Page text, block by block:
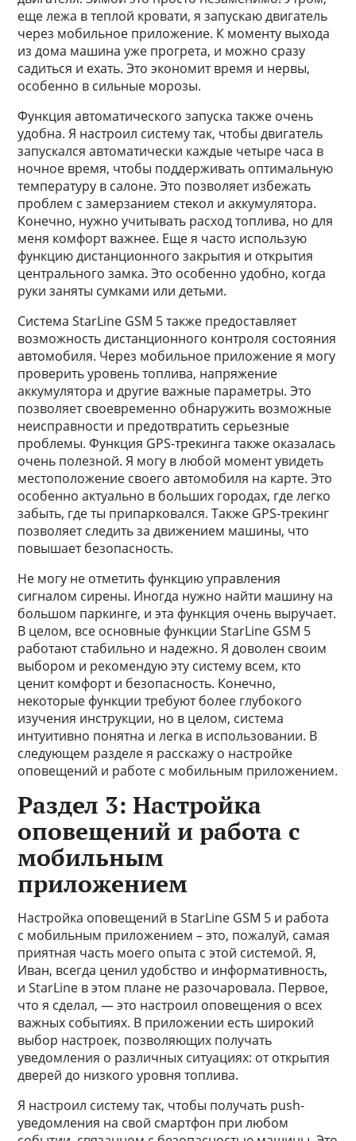
еще лежа в теплой кровати, я запускаю двигатель
через мобильное приложение. К моменту выхода
из дома машина уже прогрета, и можно сразу
садиться и ехать. Это экономит время и нервы,
особенно в сильные морозы.
Функция автоматического запуска также очень
удобна. Я настроил систему так, чтобы двигатель
запускался автоматически каждые четыре часа в
ночное время, чтобы поддерживать оптимальную
температуру в салоне. Это позволяет избежать
проблем с замерзанием стекол и аккумулятора.
Конечно, нужно учитывать расход топлива, но для
меня комфорт важнее. Еще я часто использую
функцию дистанционного закрытия и открытия
центрального замка. Это особенно удобно, когда
руки заняты сумками или детьми.
Система StarLine GSM 5 также предоставляет
возможность дистанционного контроля состояния
автомобиля. Через мобильное приложение я могу
проверить уровень топлива, напряжение
аккумулятора и другие важные параметры. Это
позволяет своевременно обнаружить возможные
неисправности и предотвратить серьезные
проблемы. Функция GPS-трекинга также оказалась
очень полезной. Я могу в любой момент увидеть
местоположение своего автомобиля на карте. Это
особенно актуально в больших городах, где легко
забыть, где ты припарковался. Также GPS-трекинг
позволяет следить за движением машины, что
повышает безопасность.
Не могу не отметить функцию управления
сигналом сирены. Иногда нужно найти машину на
большом паркинге, и эта функция очень выручает.
В целом, все основные функции StarLine GSM 5
работают стабильно и надежно. Я доволен своим
выбором и рекомендую эту систему всем, кто
ценит комфорт и безопасность. Конечно,
некоторые функции требуют более глубокого
изучения инструкции, но в целом, система
интуитивно понятна и легка в использовании. В
следующем разделе я расскажу о настройке
оповещений и работе с мобильным приложением.
Раздел 3: Настройка
оповещений и работа с
мобильным
приложением
Настройка оповещений в StarLine GSM 5 и работа
с мобильным приложением – это, пожалуй, самая
приятная часть моего опыта с этой системой. Я,
Иван, всегда ценил удобство и информативность,
и StarLine в этом плане не разочаровала. Первое,
что я сделал, — это настроил оповещения о всех
важных событиях. В приложении есть широкий
выбор настроек, позволяющих получать
уведомления о различных ситуациях: от открытия
дверей до низкого уровня топлива.
Я настроил систему так, чтобы получать push-
уведомления на свой смартфон при любом